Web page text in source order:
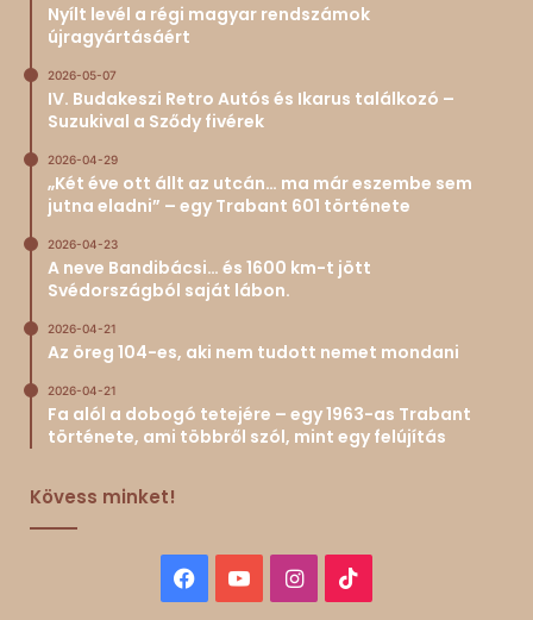
Nyílt levél a régi magyar rendszámok
újragyártásáért
2026-05-07
IV. Budakeszi Retro Autós és Ikarus találkozó –
Suzukival a Sződy fivérek
2026-04-29
„Két éve ott állt az utcán… ma már eszembe sem
jutna eladni” – egy Trabant 601 története
2026-04-23
A neve Bandibácsi… és 1600 km-t jött
Svédországból saját lábon.
2026-04-21
Az öreg 104-es, aki nem tudott nemet mondani
2026-04-21
Fa alól a dobogó tetejére – egy 1963-as Trabant
története, ami többről szól, mint egy felújítás
Kövess minket!
Facebook
YouTubeInstagram